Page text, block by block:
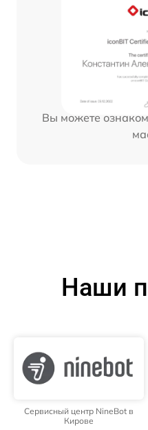
Вы можете
Наши
Сервисный центр NineBot в
Кирове